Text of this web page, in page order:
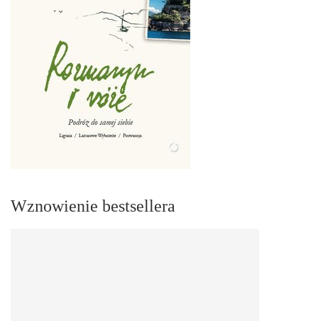
Wznowienie bestsellera